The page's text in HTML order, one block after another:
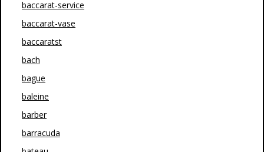
baccarat-service
baccarat-vase
baccaratst
bach
bague
baleine
barber
barracuda